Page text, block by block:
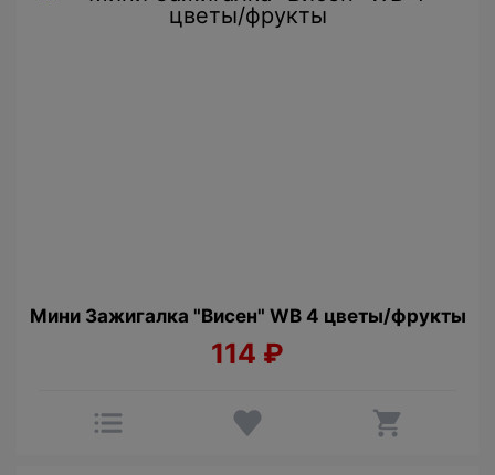
Мини Зажигалка "Висен" WB 4 цветы/фрукты
114 ₽